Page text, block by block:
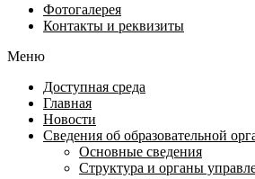
Фотогалерея
Контакты и реквизиты
Меню
Доступная среда
Главная
Новости
Сведения об образовательной
Основные сведения
Структура и органы